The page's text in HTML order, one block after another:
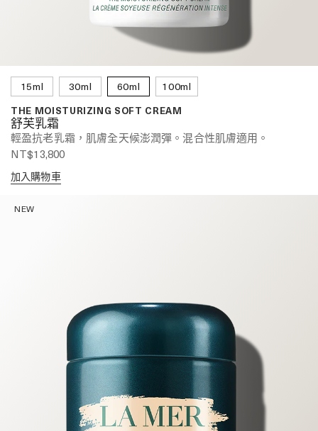
15ml 30ml 60ml 100ml
THE MOISTURIZING SOFT CREAM
舒芙乳霜
輕盈抗老乳霜，肌膚全天候澎潤彈。混合性肌膚適用。
NT$13,800
加入購物車
NEW